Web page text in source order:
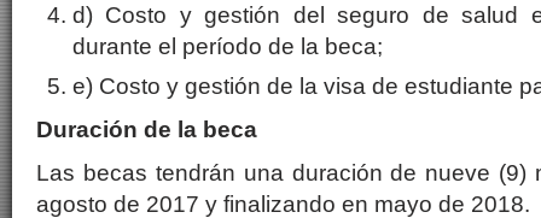
d) Costo y gestión del seguro de salud
durante el período de la beca;
e) Costo y gestión de la visa de estudiante
Duración de la beca
Las becas tendrán una duración de nueve (9)
agosto de 2017 y finalizando en mayo de 2018.